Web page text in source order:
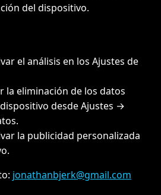
del dispositivo.
el análisis en los Ajustes de
la eliminación de los datos
desde Ajustes →
la publicidad personalizada
jonathanbjerk@gmail.com